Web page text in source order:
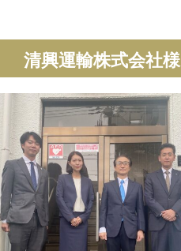
清興運輸株式会社様